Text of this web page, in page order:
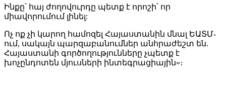
Ինքը՝ հայ ժողովուրդը պետք է որոշի՝ որ
միավորումում լինել:
Ոչ ոք չի կարող համոզել Հայաստանին մնալ ԵԱՏՄ-
ում, սակայն պարզաբանումներ անհրաժեշտ են.
Հայաստանի գործողությունները չպետք է
խոչընդոտեն մյուսների ինտեգրացիային»։